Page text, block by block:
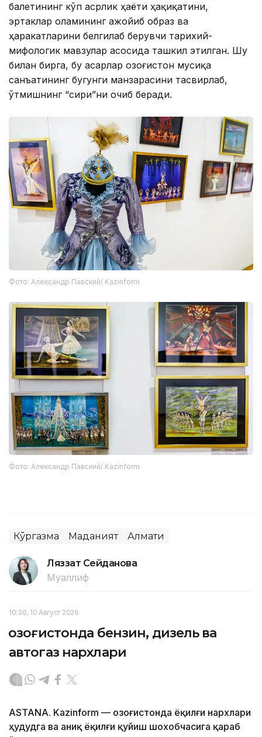
балетининг кўп асрлик ҳаёти ҳақиқатини,
эртаклар оламининг ажойиб образ ва
ҳаракатларини белгилаб берувчи тарихий-
мифологик мавзулар асосида ташкил этилган. Шу
билан бирга, бу асарлар Қозоғистон мусиқа
санъатининг бугунги манзарасини тасвирлаб,
ўтмишнинг “сири”ни очиб беради.
Фото: Александр Павский/ Kazinform
Фото: Александр Павский/ Kazinform
Кўргазма Маданият Алмати
Ляззат Сейданова
Муаллиф
10:36, 10 Август 2026
Қозоғистонда бензин, дизель ва
автогаз нархлари
ASTANA. Kazinform — Қозоғистонда ёқилғи нархлари
ҳудудга ва аниқ ёқилғи қуйиш шохобчасига қараб